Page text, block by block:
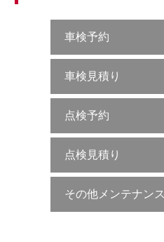
車検予約
車検見積り
点検予約
点検見積り
その他メンテナンス